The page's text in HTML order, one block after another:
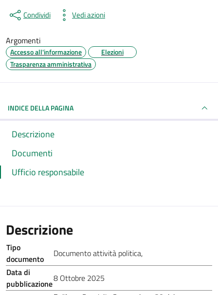
Condividi Vedi azioni
Argomenti
Accesso all'informazione
Elezioni
Trasparenza amministrativa
INDICE DELLA PAGINA
Descrizione
Documenti
Ufficio responsabile
Descrizione
Tipo
documento
Documento attività politica,
Data di
pubblicazione8 Ottobre 2025